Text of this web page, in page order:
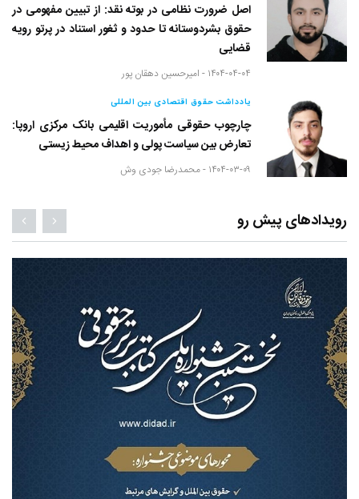
اصل ضرورت نظامی در بوته نقد: از تبیین مفهومی در
حقوق بشردوستانه تا حدود و ثغور استناد در پرتو رویه
قضایی
۱۴۰۴-۰۴-۰۴ - امیرحسین دهقان پور
یادداشت حقوق اقتصادی بین المللی
چارچوب حقوقی مأموریت اقلیمی بانک مرکزی اروپا:
تعارض بین سیاست پولی و اهداف محیط زیستی
۱۴۰۴-۰۳-۰۹ - محمدرضا جودی وش
رویدادهای پیش رو